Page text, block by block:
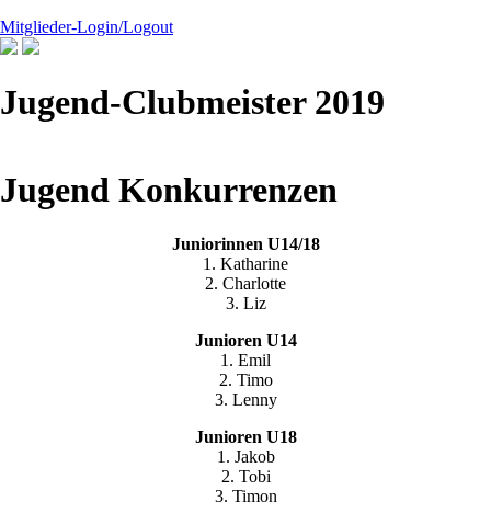
Mitglieder-Login/Logout
Jugend-Clubmeister 2019
Jugend Konkurrenzen
Juniorinnen U14/18
1. Katharine
2. Charlotte
3. Liz
Junioren U14
1. Emil
2. Timo
3. Lenny
Junioren U18
1. Jakob
2. Tobi
3. Timon